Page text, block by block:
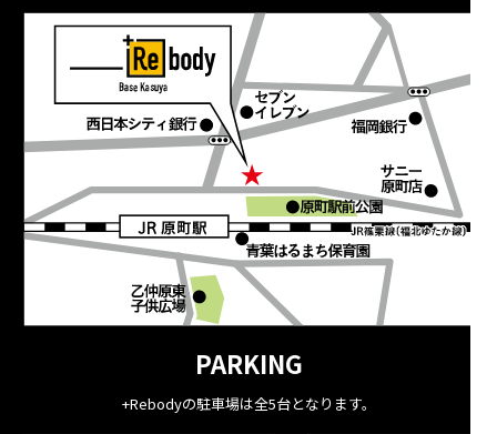
PARKING
+Rebodyの駐車場は全5台となります。